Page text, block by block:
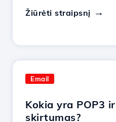
Žiūrėti straipsnį
Email
Kokia yra POP3
skirtumas?